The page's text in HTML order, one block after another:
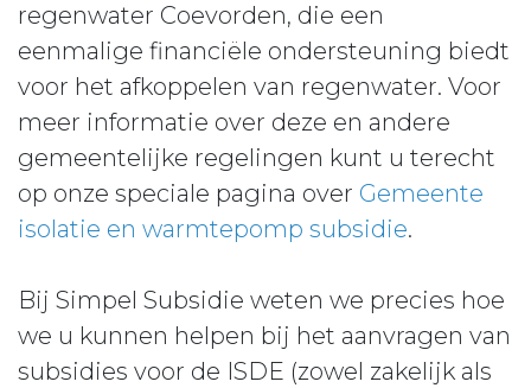
regenwater Coevorden, die een
eenmalige financiële ondersteuning biedt
voor het afkoppelen van regenwater. Voor
meer informatie over deze en andere
gemeentelijke regelingen kunt u terecht
op onze speciale pagina over Gemeente
isolatie en warmtepomp subsidie.
Bij Simpel Subsidie weten we precies hoe
we u kunnen helpen bij het aanvragen van
subsidies voor de ISDE (zowel zakelijk als